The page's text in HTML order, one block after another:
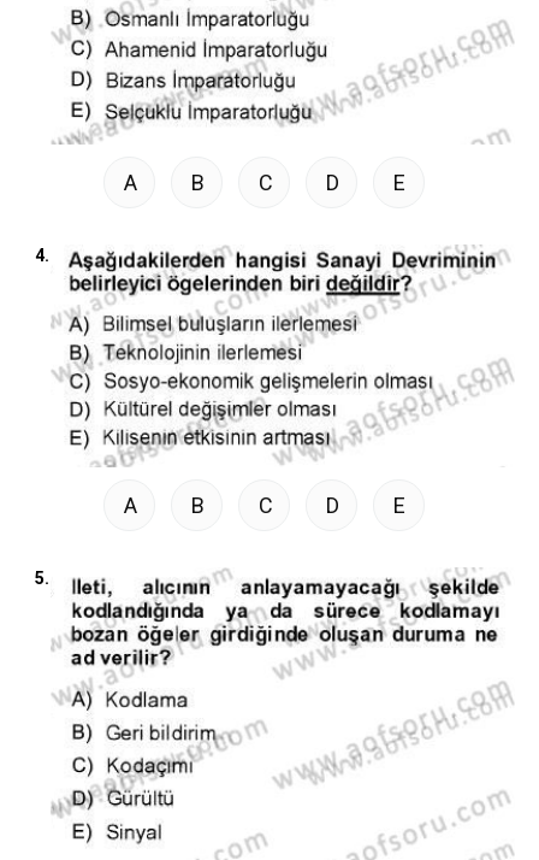
A B C D E
4.
A B C D E
5.